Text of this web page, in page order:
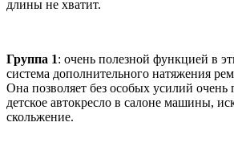
длины не хватит.
Группа 1: очень полезной функцией в
система дополнительного натяжения
Она позволяет без особых усилий очень
детское автокресло в салоне машины,
скольжение.